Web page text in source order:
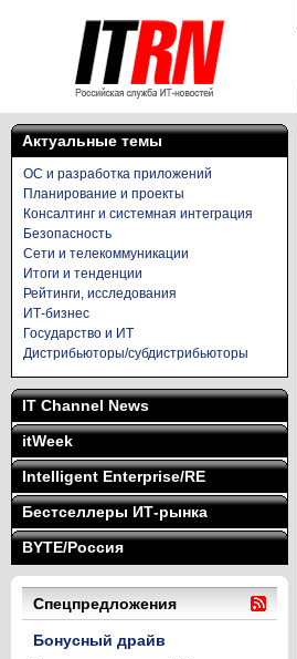
Актуальные темы
ОС и разработка приложений
Планирование и проекты
Консалтинг и системная интеграция
Безопасность
Сети и телекоммуникации
Итоги и тенденции
Рейтинги, исследования
ИТ-бизнес
Государство и ИТ
Дистрибьюторы/субдистрибьюторы
IT Channel News
itWeek
Intelligent Enterprise/RE
Бестселлеры ИТ-рынка
BYTE/Россия
Спецпредложения
Бонусный драйв